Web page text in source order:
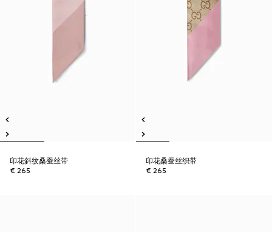
印花斜纹桑蚕丝带
€ 265
印花桑蚕丝织带
€ 265